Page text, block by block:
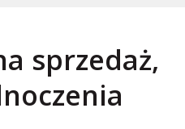
sprzedaż,